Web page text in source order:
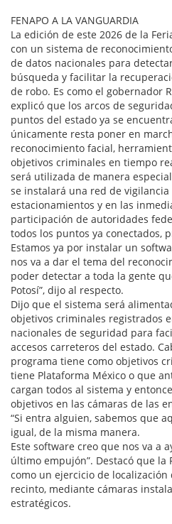
FENAPO A LA VANGUARDIA
La edición de este 2026 de la
con un sistema de
de datos nacionales para
búsqueda y facilitar la
de robo. Es como el gobernador
explicó que los arcos de
puntos del estado ya se
únicamente resta poner en
reconocimiento facial,
objetivos criminales en tiempo
será utilizada de manera
se instalará una red de
estacionamientos y en las
participación de autoridades
todos los puntos ya conectados,
Estamos ya por instalar un
nos va a dar el tema del
poder detectar a toda la gente
Potosí”, dijo al respecto.
Dijo que el sistema será
objetivos criminales registrados
nacionales de seguridad para
accesos carreteros del estado.
programa tiene como objetivos
tiene Plataforma México o que
cargan todos al sistema y
objetivos en las cámaras de las
“Si entra alguien, sabemos que
igual, de la misma manera.
Este software creo que nos va a
último empujón”. Destacó que la
como un ejercicio de
recinto, mediante cámaras
estratégicos.